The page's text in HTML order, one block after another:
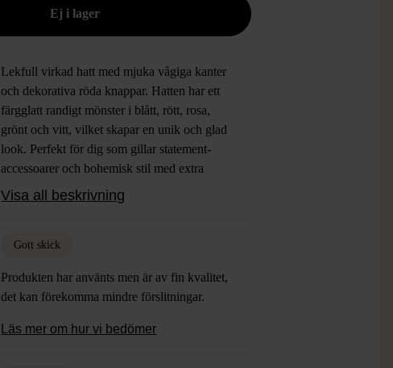
Lekfull virkad hatt med mjuka vågiga kanter
och dekorativa röda knappar. Hatten har ett
färgglatt randigt mönster i blått, rött, rosa,
grönt och vitt, vilket skapar en unik och glad
look. Perfekt för dig som gillar statement-
accessoarer och bohemisk stil med extra
detaljer.
Visa all beskrivning
Gott skick
Produkten har använts men är av fin kvalitet,
det kan förekomma mindre förslitningar.
Läs mer om hur vi bedömer